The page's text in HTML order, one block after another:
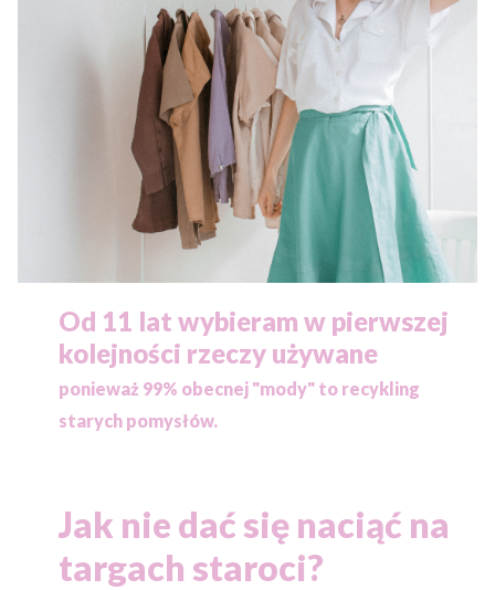
Od 11 lat wybieram w pierwszej
kolejności rzeczy używane
ponieważ 99% obecnej "mody" to recykling
starych pomysłów.
Jak nie dać się naciąć na
targach staroci?